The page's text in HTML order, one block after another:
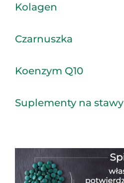
Kolagen
Czarnuszka
Koenzym Q10
Suplementy na stawy